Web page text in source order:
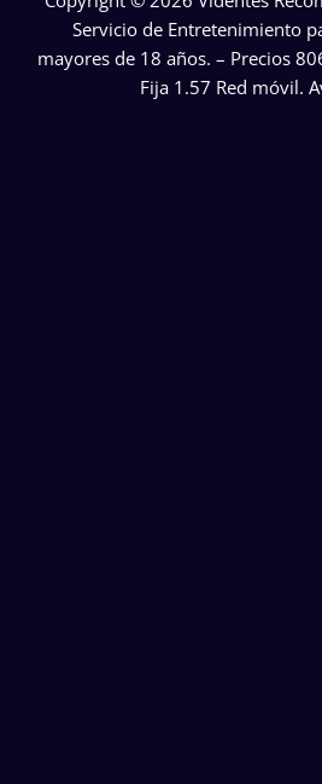
Servicio de Entretenimiento
mayores de 18 años. – Precios
Fija 1.57 Red móvil.